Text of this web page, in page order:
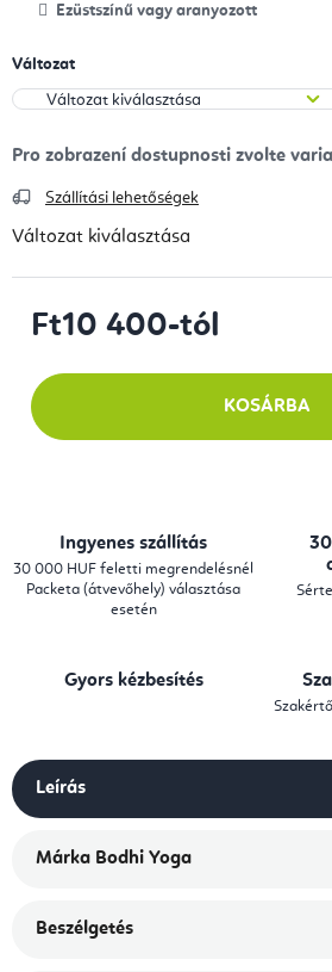
Ezüstszínű vagy aranyozott
Változat
Szállítási lehetőségek
Változat kiválasztása
Ft10 400-tól
KOSÁRBA
Ingyenes szállítás
30 000 HUF feletti megrendelésnél
Packeta (átvevőhely) választása
esetén
Gyors kézbesítés
Leírás
Márka Bodhi Yoga
Beszélgetés